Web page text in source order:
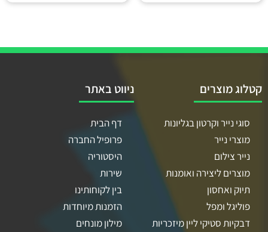
קטלוג מוצרים
סוגי נייר וקרטון בגליונות
מוצרי נייר
נייר צילום
מוצרים ליצירה ואומנות
תיוק ואחסון
פוליגל ומפל
דבקיות סטיקי ליין מיזכריות
ניווט באתר
דף הבית
פרופיל החברה
היסטוריה
שירות
בין לקוחותינו
הזמנות מיוחדות
מילון מונחים